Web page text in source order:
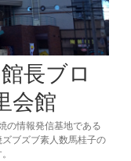
長ブロ
会館
の情報発信基地である
ブズブ素人数馬桂子の